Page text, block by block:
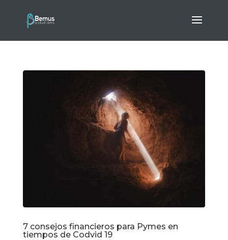
7 consejos financieros para Pymes en
tiempos de Codvid 19